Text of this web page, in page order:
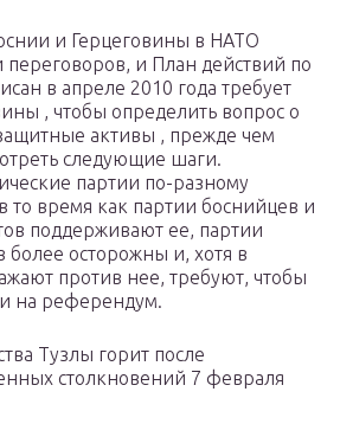
и Герцеговины в НАТО
переговоров, и План действий по
в апреле 2010 года требует
, чтобы определить вопрос о
активы , прежде чем
следующие шаги.
партии по-разному
то время как партии боснийцев и
поддерживают ее, партии
более осторожны и, хотя в
против нее, требуют, чтобы
на референдум.
Тузлы горит после
столкновений 7 февраля